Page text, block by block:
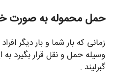
حمل محموله به صورت
زمانی که بار شما و بار دیگر
وسیله حمل و نقل قرار بگیرد
گبرلیند .